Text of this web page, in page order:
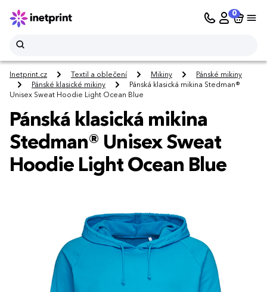
0
Inetprint.cz Textil a oblečení Mikiny
Pánské mikiny
Pánské klasické mikiny
Pánská klasická mikina Stedman®
Unisex Sweat Hoodie Light Ocean Blue
Pánská klasická mikina
Stedman® Unisex Sweat
Hoodie Light Ocean Blue